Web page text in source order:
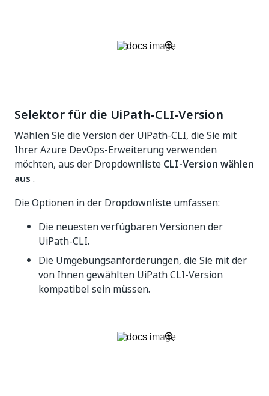
Selektor für die UiPath-CLI-Version
Wählen Sie die Version der UiPath-CLI, die Sie mit
Ihrer Azure DevOps-Erweiterung verwenden
möchten, aus der Dropdownliste CLI-Version wählen
aus .
Die Optionen in der Dropdownliste umfassen:
Die neuesten verfügbaren Versionen der
UiPath-CLI.
Die Umgebungsanforderungen, die Sie mit der
von Ihnen gewählten UiPath CLI-Version
kompatibel sein müssen.